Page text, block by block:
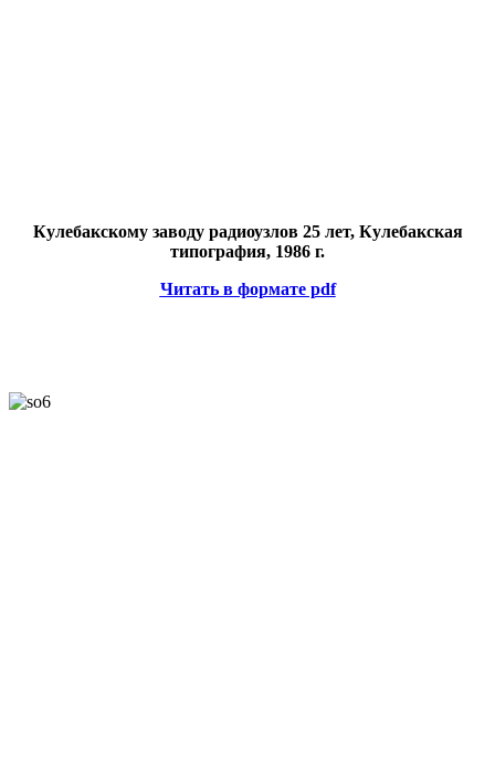
Кулебакскому заводу радиоузлов 25 лет, Кулебакская
типография, 1986 г.
Читать в формате pdf